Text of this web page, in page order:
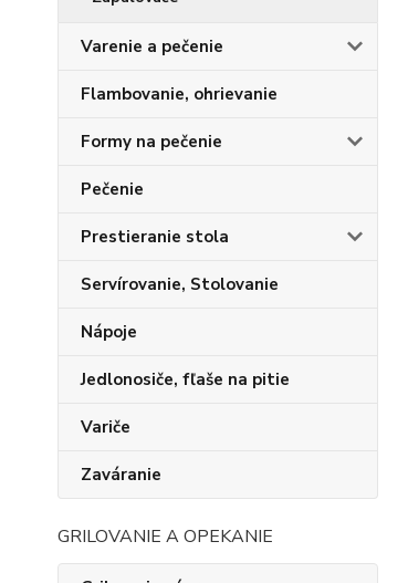
Varenie a pečenie
Flambovanie, ohrievanie
Formy na pečenie
Pečenie
Prestieranie stola
Servírovanie, Stolovanie
Nápoje
Jedlonosiče, fľaše na pitie
Variče
Zaváranie
GRILOVANIE A OPEKANIE